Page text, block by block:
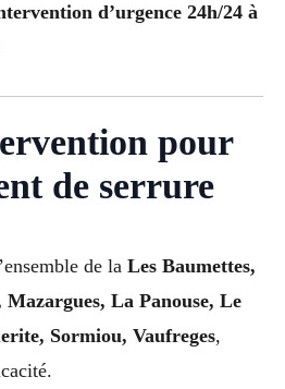
d’urgence 24h/24 à
pour
de serrure
de la Les Baumettes,
La Panouse, Le
Sormiou, Vaufreges,